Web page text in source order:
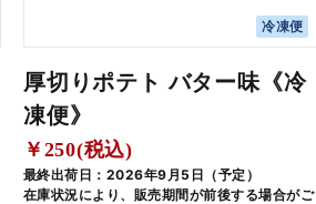
冷凍便
厚切りポテト バター味《冷
凍便》
￥250(税込)
最終出荷日：2026年9月5日（予定）
在庫状況により、販売期間が前後する場合がご